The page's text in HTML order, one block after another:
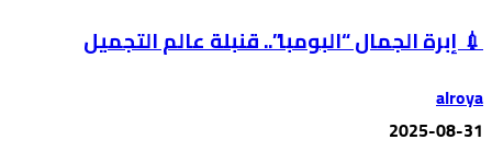
💉 إبرة الجمال “البومبا”.. قنبلة عالم التجميل
alroya
2025-08-31